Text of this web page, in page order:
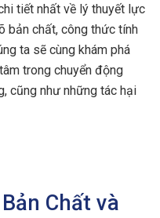
tiết nhất về lý thuyết lực
bản chất, công thức tính
ta sẽ cùng khám phá
trong chuyển động
cũng như những tác hại
Chất và